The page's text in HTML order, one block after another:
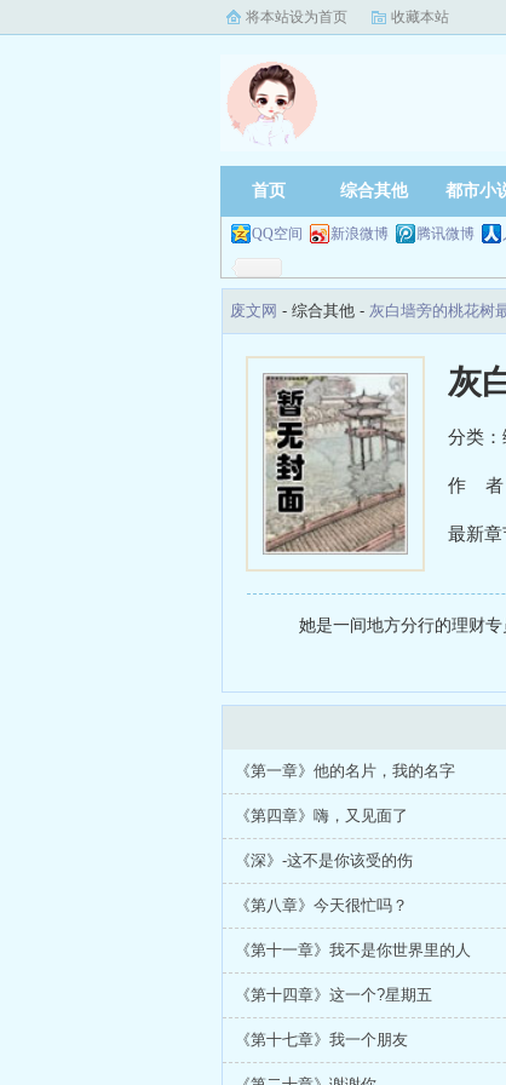
将本站设为首页 收藏本站
首页 综合其他 都市小
QQ空间 新浪微博 腾讯微博
废文网 - 综合其他 - 灰白墙旁的桃花树
灰
分类
作 者
最新章
她是一间地方分行的理财
《第一章》他的名片，我的名字
《第四章》嗨，又见面了
《深》-这不是你该受的伤
《第八章》今天很忙吗？
《第十一章》我不是你世界里的人
《第十四章》这一个?星期五
《第十七章》我一个朋友